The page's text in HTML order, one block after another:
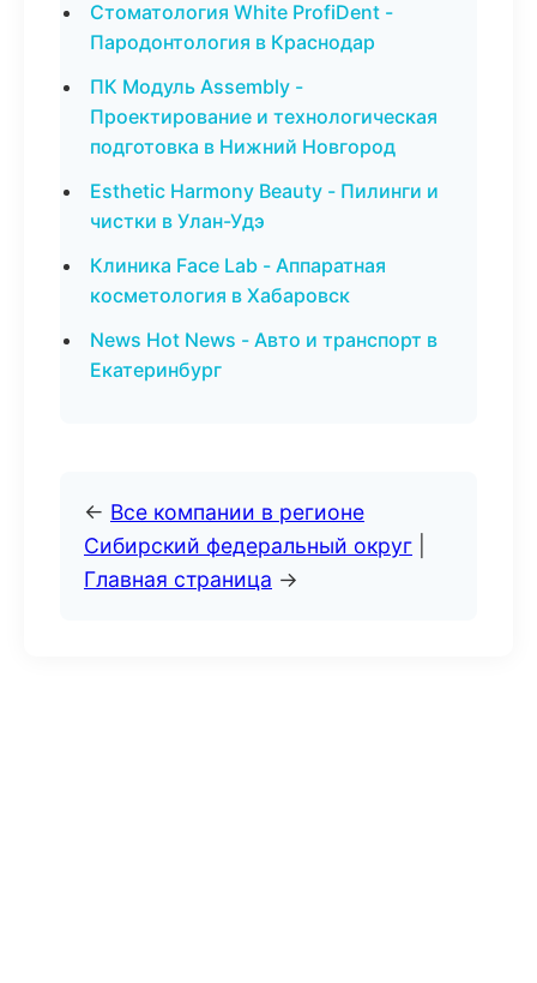
Стоматология White ProfiDent -
Пародонтология в Краснодар
ПК Модуль Assembly -
Проектирование и технологическая
подготовка в Нижний Новгород
Esthetic Harmony Beauty - Пилинги и
чистки в Улан-Удэ
Клиника Face Lab - Аппаратная
косметология в Хабаровск
News Hot News - Авто и транспорт в
Екатеринбург
← Все компании в регионе
Сибирский федеральный округ
Главная страница →